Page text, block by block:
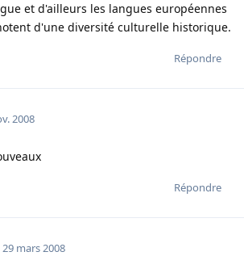
et d'ailleurs les langues européennes
d'une diversité culturelle historique.
Répondre
2008
Répondre
29 mars 2008